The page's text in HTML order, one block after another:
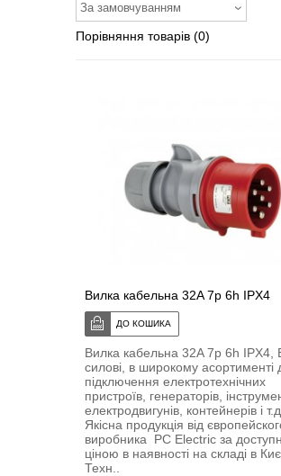
За замовчуванням
Порівняння товарів (0)
Вилка кабельна 32A 7p 6h IPX4
Вилка кабельна 32A 7p 6h IPX4,
силові, в широкому асортименті
підключення електротехнічних
пристроїв, генераторів,
електродвигунів, контейнерів і т.д.
Якісна продукція від
виробника PC Electric за
ціною в наявності на складі в
Техн..